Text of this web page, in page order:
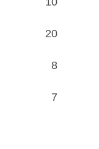
20
8
7